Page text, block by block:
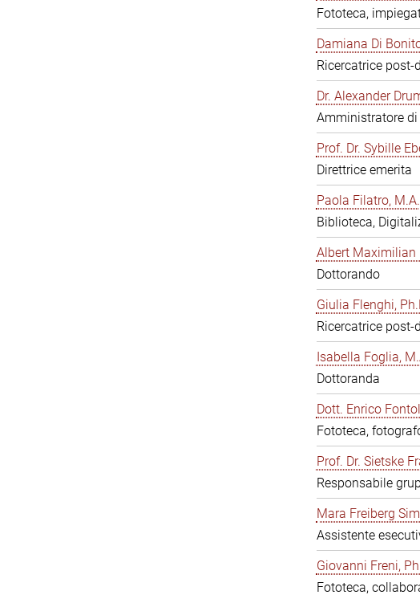
Fototeca,
Damiana Di
Ricercatrice post-
Dr. Alexander
Amministratore
Prof. Dr. Sybille
Direttrice emerita
Paola Filatro, M.A.
Biblioteca,
Albert Maximilian
Dottorando
Giulia Flenghi,
Ricercatrice post-
Isabella Foglia,
Dottoranda
Dott. Enrico
Fototeca,
Prof. Dr. Sietske
Responsabile
Mara Freiberg
Assistente
Giovanni Freni,
Fototeca,